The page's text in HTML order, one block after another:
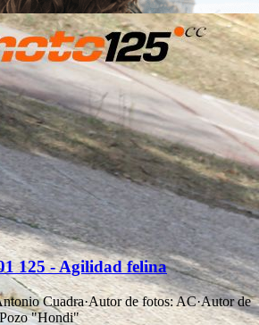
125 - Agilidad felina
Cuadra·Autor de fotos:AC·Autor de
Pozo "Hondi"